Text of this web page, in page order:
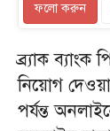
ফলো করুন
ব্র্যাক
নিয়োগ
পর্যন্ত